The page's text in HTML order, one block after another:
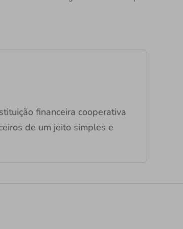
financeira cooperativa
de um jeito simples e